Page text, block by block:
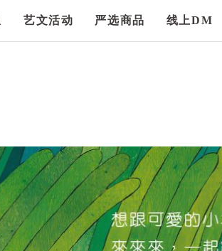
艺文活动 严选商品 线上DM